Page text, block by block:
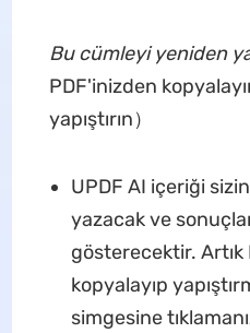
Bu cümleyi yeniden
PDF'inizden
yapıştırın）
UPDF AI içeriği
yazacak ve
gösterecektir. Artık
kopyalayıp
simgesine